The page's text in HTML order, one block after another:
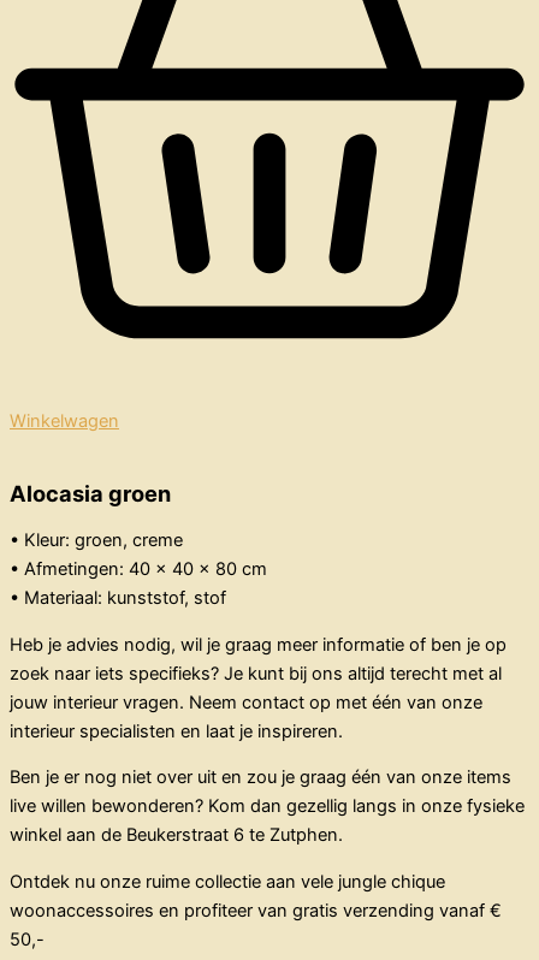
Winkelwagen
Alocasia groen
• Kleur: groen, creme
• Afmetingen: 40 x 40 x 80 cm
• Materiaal: kunststof, stof
Heb je advies nodig, wil je graag meer informatie of ben je op
zoek naar iets specifieks? Je kunt bij ons altijd terecht met al
jouw interieur vragen. Neem contact op met één van onze
interieur specialisten en laat je inspireren.
Ben je er nog niet over uit en zou je graag één van onze items
live willen bewonderen? Kom dan gezellig langs in onze fysieke
winkel aan de Beukerstraat 6 te Zutphen.
Ontdek nu onze ruime collectie aan vele jungle chique
woonaccessoires en profiteer van gratis verzending vanaf €
50,-